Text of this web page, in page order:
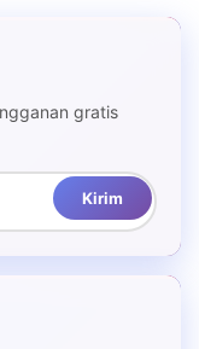
gratis
Kirim